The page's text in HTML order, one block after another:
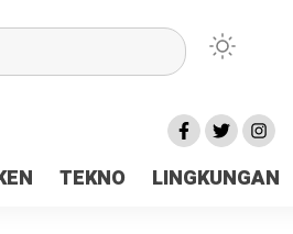
TEKNO LINGKUNGAN
Tanah Papua
Rp23 Miliar Disorot